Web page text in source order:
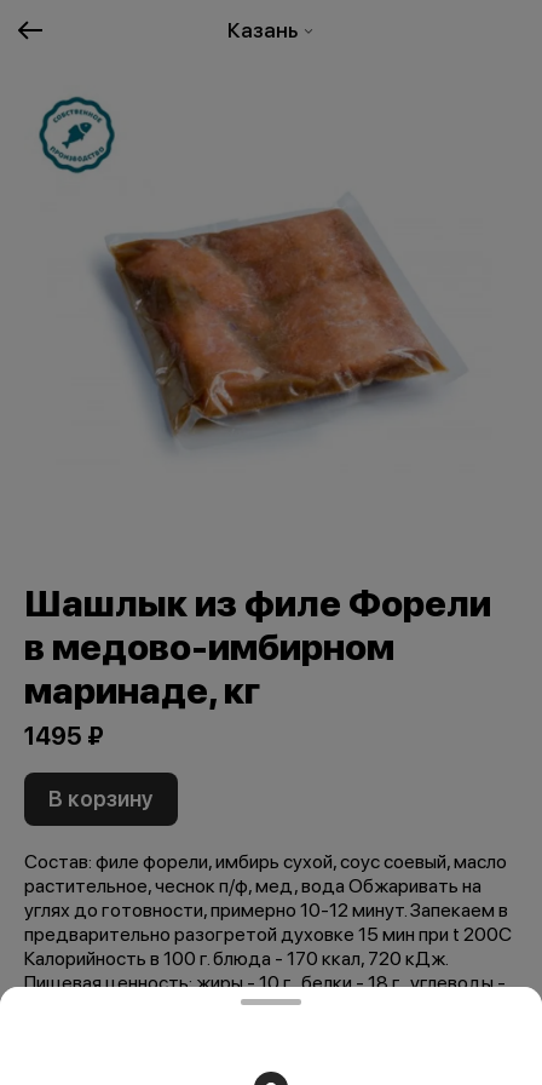
Казань
Шашлык из филе Форели
в медово-имбирном
маринаде, кг
1495 ₽
В корзину
Состав: филе форели, имбирь сухой, соус соевый, масло
растительное, чеснок п/ф, мед, вода Обжаривать на
углях до готовности, примерно 10-12 минут. Запекаем в
предварительно разогретой духовке 15 мин при t 200C
Калорийность в 100 г. блюда - 170 ккал, 720 кДж.
Пищевая ценность: жиры - 10 г., белки - 18 г., углеводы -
Мы рекомендуем